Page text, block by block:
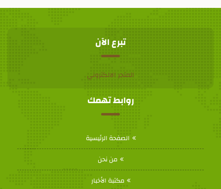
تبرع الآن
المتجر الالكتروني
روابط تهمك
الصفحة الرئيسية
من نحن
مكتبة الأخبار